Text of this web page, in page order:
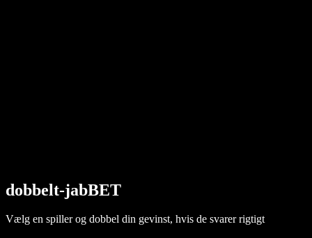
dobbelt-jabBET
Vælg en spiller og dobbel din gevinst, hvis de svarer rigtigt